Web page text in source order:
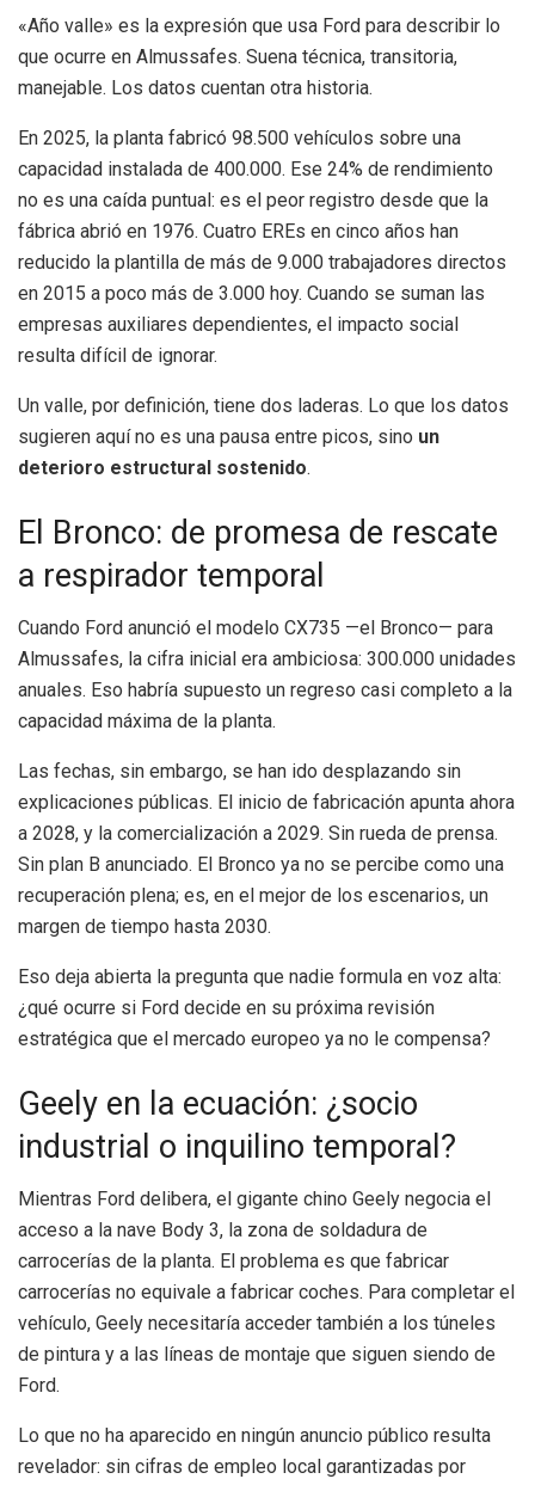
«Año valle» es la expresión que usa Ford para describir lo
que ocurre en Almussafes. Suena técnica, transitoria,
manejable. Los datos cuentan otra historia.
En 2025, la planta fabricó 98.500 vehículos sobre una
capacidad instalada de 400.000. Ese 24% de rendimiento
no es una caída puntual: es el peor registro desde que la
fábrica abrió en 1976. Cuatro EREs en cinco años han
reducido la plantilla de más de 9.000 trabajadores directos
en 2015 a poco más de 3.000 hoy. Cuando se suman las
empresas auxiliares dependientes, el impacto social
resulta difícil de ignorar.
Un valle, por definición, tiene dos laderas. Lo que los datos
sugieren aquí no es una pausa entre picos, sino un
deterioro estructural sostenido.
El Bronco: de promesa de rescate
a respirador temporal
Cuando Ford anunció el modelo CX735 —el Bronco— para
Almussafes, la cifra inicial era ambiciosa: 300.000 unidades
anuales. Eso habría supuesto un regreso casi completo a la
capacidad máxima de la planta.
Las fechas, sin embargo, se han ido desplazando sin
explicaciones públicas. El inicio de fabricación apunta ahora
a 2028, y la comercialización a 2029. Sin rueda de prensa.
Sin plan B anunciado. El Bronco ya no se percibe como una
recuperación plena; es, en el mejor de los escenarios, un
margen de tiempo hasta 2030.
Eso deja abierta la pregunta que nadie formula en voz alta:
¿qué ocurre si Ford decide en su próxima revisión
estratégica que el mercado europeo ya no le compensa?
Geely en la ecuación: ¿socio
industrial o inquilino temporal?
Mientras Ford delibera, el gigante chino Geely negocia el
acceso a la nave Body 3, la zona de soldadura de
carrocerías de la planta. El problema es que fabricar
carrocerías no equivale a fabricar coches. Para completar el
vehículo, Geely necesitaría acceder también a los túneles
de pintura y a las líneas de montaje que siguen siendo de
Ford.
Lo que no ha aparecido en ningún anuncio público resulta
revelador: sin cifras de empleo local garantizadas por